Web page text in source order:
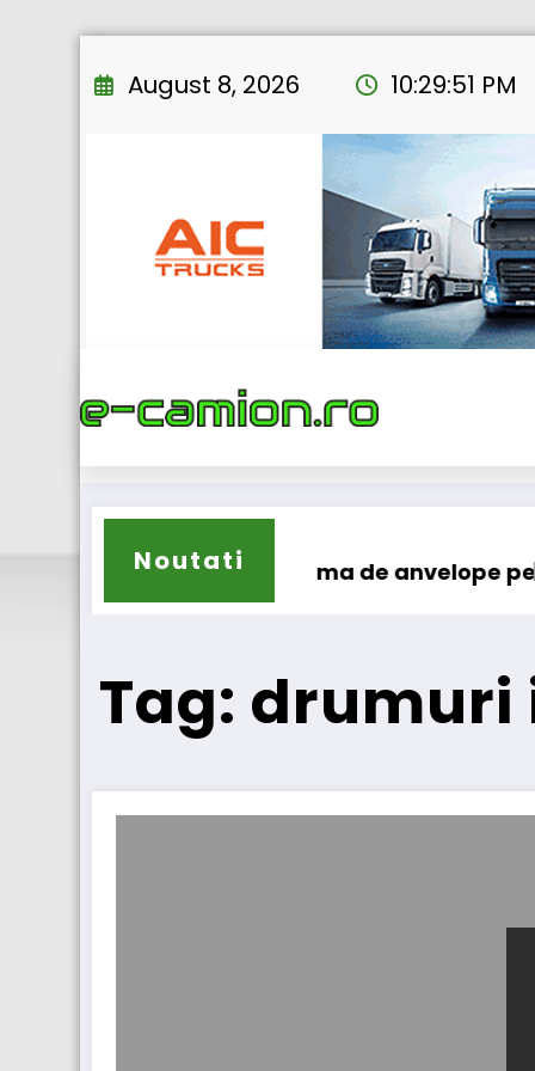
to
August 8, 2026 10:29:52 PM
Noutati
extinde gama de anvelope pentru camioane
Lars
Tag: drumuri